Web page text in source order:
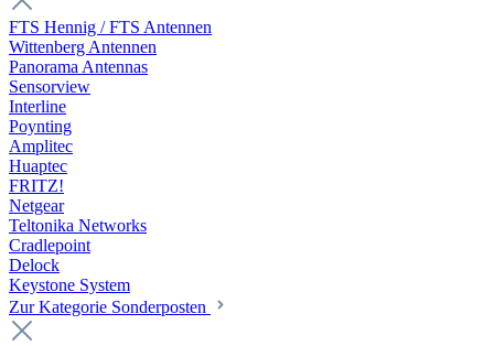
FTS Hennig / FTS Antennen
Wittenberg Antennen
Panorama Antennas
Sensorview
Interline
Poynting
Amplitec
Huaptec
FRITZ!
Netgear
Teltonika Networks
Cradlepoint
Delock
Keystone System
Zur Kategorie Sonderposten